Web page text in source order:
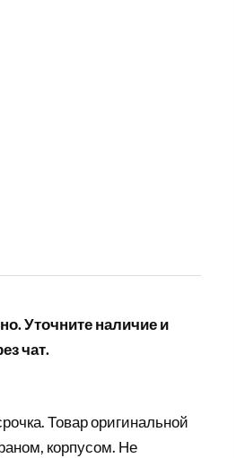
Уточните наличие и
чат.
Товар оригинальной
корпусом. Не